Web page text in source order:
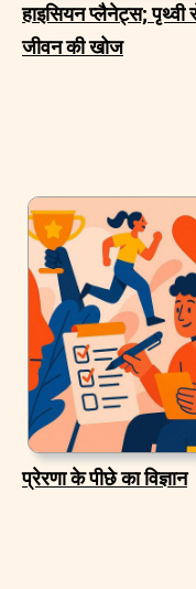
हाइसियन प्लैनेट्स; पृथ्वी
जीवन की खोज
प्रेरणा के पीछे का विज्ञान